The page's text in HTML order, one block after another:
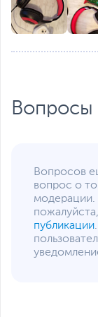
Вопросы
Вопросов
вопрос о
публикации